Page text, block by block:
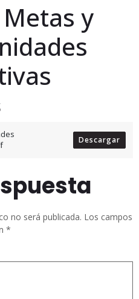
y
Descargar
no será publicada. Los campos
*